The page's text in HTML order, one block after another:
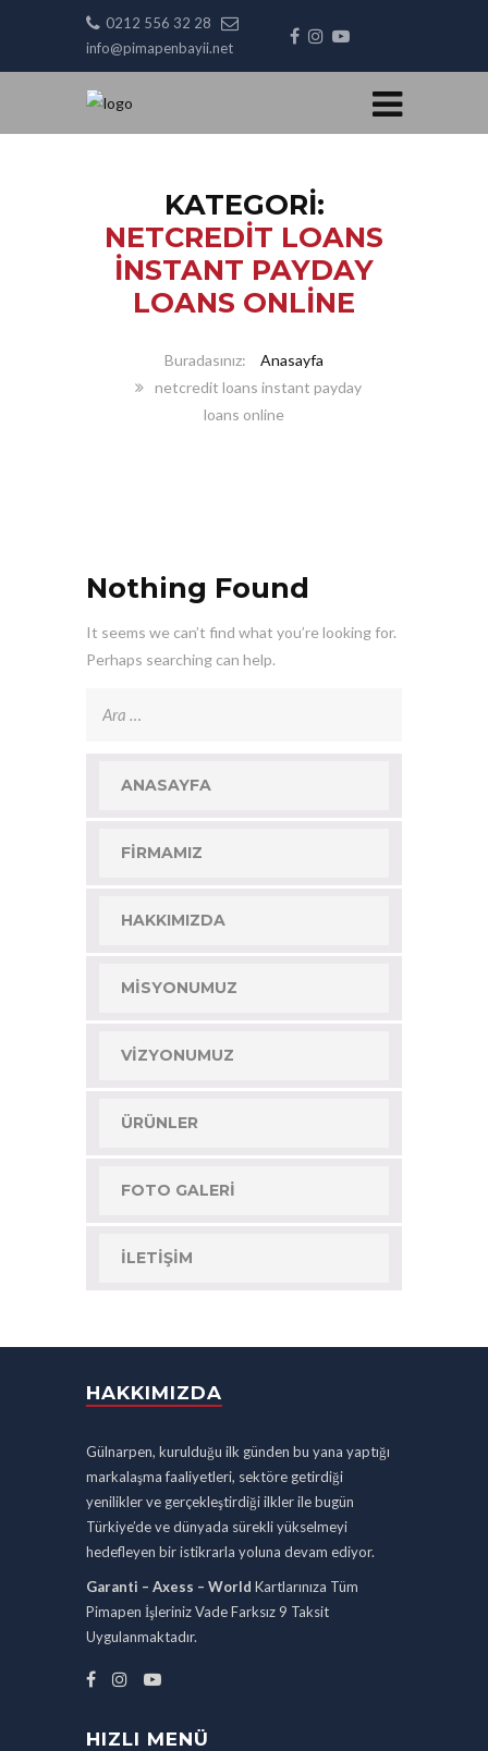
0212 556 32 28
info@pimapenbayii.net
KATEGORI:
NETCREDIT LOANS
INSTANT PAYDAY
LOANS ONLINE
Anasayfa
netcredit loans instant payday
loans online
Nothing Found
It seems we can’t find what you’re looking for.
Perhaps searching can help.
ANASAYFA
FIRMAMIZ
HAKKIMIZDA
MISYONUMUZ
VIZYONUMUZ
ÜRÜNLER
FOTO GALERI
İLETIŞIM
HAKKIMIZDA
Gülnarpen, kurulduğu ilk günden bu yana yaptığı
markalaşma faaliyetleri, sektöre getirdiği
yenilikler ve gerçekleştirdiği ilkler ile bugün
Türkiye’de ve dünyada sürekli yükselmeyi
hedefleyen bir istikrarla yoluna devam ediyor.
Garanti – Axess – World Kartlarınıza Tüm
Pimapen İşleriniz Vade Farksız 9 Taksit
Uygulanmaktadır.
HIZLI MENÜ